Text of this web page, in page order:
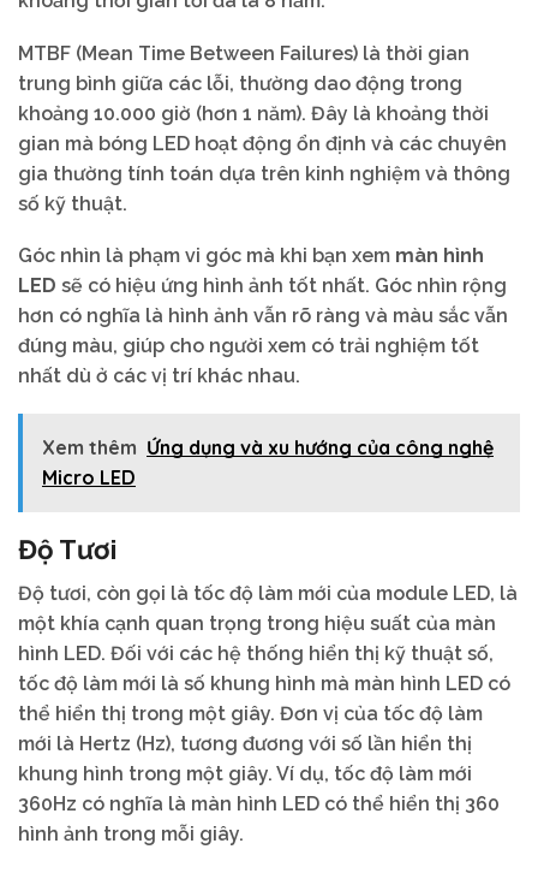
MTBF (Mean Time Between Failures) là thời gian
trung bình giữa các lỗi, thường dao động trong
khoảng 10.000 giờ (hơn 1 năm). Đây là khoảng thời
gian mà bóng LED hoạt động ổn định và các chuyên
gia thường tính toán dựa trên kinh nghiệm và thông
số kỹ thuật.
Góc nhìn là phạm vi góc mà khi bạn xem màn hình
LED sẽ có hiệu ứng hình ảnh tốt nhất. Góc nhìn rộng
hơn có nghĩa là hình ảnh vẫn rõ ràng và màu sắc vẫn
đúng màu, giúp cho người xem có trải nghiệm tốt
nhất dù ở các vị trí khác nhau.
Xem thêm Ứng dụng và xu hướng của công nghệ
Micro LED
Độ Tươi
Độ tươi, còn gọi là tốc độ làm mới của module LED, là
một khía cạnh quan trọng trong hiệu suất của màn
hình LED. Đối với các hệ thống hiển thị kỹ thuật số,
tốc độ làm mới là số khung hình mà màn hình LED có
thể hiển thị trong một giây. Đơn vị của tốc độ làm
mới là Hertz (Hz), tương đương với số lần hiển thị
khung hình trong một giây. Ví dụ, tốc độ làm mới
360Hz có nghĩa là màn hình LED có thể hiển thị 360
hình ảnh trong mỗi giây.